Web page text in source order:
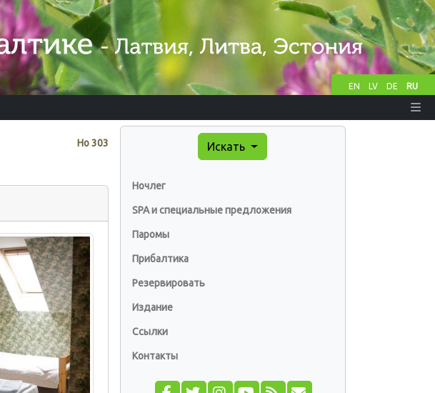
EN LV DE RU
Нo303 Искать
Ночлег
SPA и специальные предложения
Паромы
Прибалтика
Резервировать
Издание
Ссылки
Контакты